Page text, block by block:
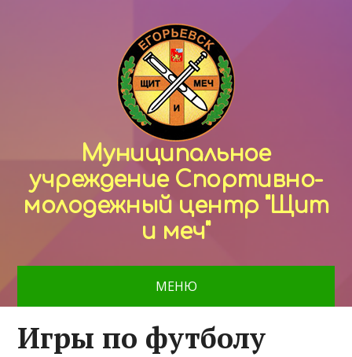
Муниципальное
учреждение Спортивно-
молодежный центр "Щит
и меч"
МЕНЮ
Игры по футболу